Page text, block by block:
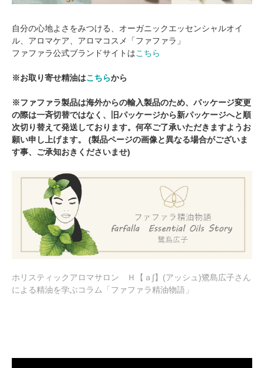
自分の心地よさをみつける、オーガニックエッセンシャルオイ
ル、アロマケア、アロマコスメ「ファファラ」
ファファラ公式ブランドサイトはこちら
※お取り寄せ精油はこちらから
※ファファラ製品は海外からの輸入製品のため、パッケージ変更
の際は一斉切替ではなく、旧パッケージから新パッケージへと順
次切り替えて発送しております。何卒ご了承いただきますようお
願い申し上げます。 (製品ページの画像と異なる場合がございま
す事、ご承知おきくださいませ)
ホリスティックアロマサロン Ｈ【ａ∫】(アッシュ)鷺島広子さん
による精油を学ぶコラム「ファファラ精油物語」